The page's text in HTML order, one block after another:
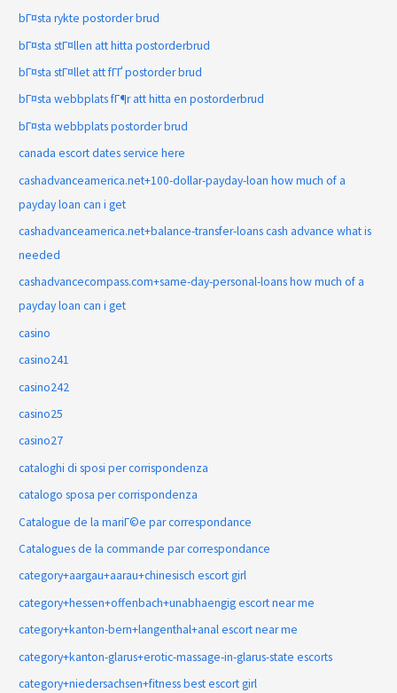
bГ¤sta rykte postorder brud
bГ¤sta stГ¤llen att hitta postorderbrud
bГ¤sta stГ¤llet att fГҐ postorder brud
bГ¤sta webbplats fГ¶r att hitta en postorderbrud
bГ¤sta webbplats postorder brud
canada escort dates service here
cashadvanceamerica.net+100-dollar-payday-loan how much of a
payday loan can i get
cashadvanceamerica.net+balance-transfer-loans cash advance what is
needed
cashadvancecompass.com+same-day-personal-loans how much of a
payday loan can i get
casino
casino241
casino242
casino25
casino27
cataloghi di sposi per corrispondenza
catalogo sposa per corrispondenza
Catalogue de la mariГ©e par correspondance
Catalogues de la commande par correspondance
category+aargau+aarau+chinesisch escort girl
category+hessen+offenbach+unabhaengig escort near me
category+kanton-bern+langenthal+anal escort near me
category+kanton-glarus+erotic-massage-in-glarus-state escorts
category+niedersachsen+fitness best escort girl